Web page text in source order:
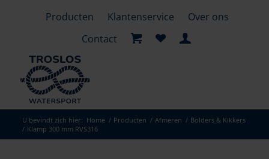
Producten Klantenservice
Over ons
Contact
U bevindt zich hier: Home / Producten / Afmeren / Bolders & Kikkers
/ Klamp 300 mm RVS316